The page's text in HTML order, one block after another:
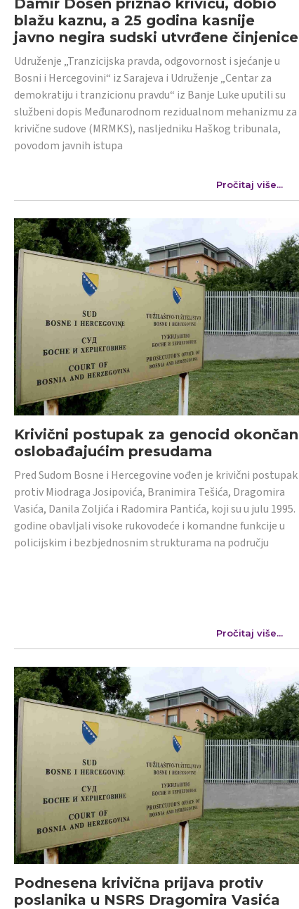
blažu kaznu, a 25 godina kasnije
javno negira sudski utvrđene činjenice
Udruženje „Tranzicijska pravda, odgovornost i sjećanje u
Bosni i Hercegovini“ iz Sarajeva i Udruženje „Centar za
demokratiju i tranzicionu pravdu“ iz Banje Luke uputili su
službeni dopis Međunarodnom rezidualnom mehanizmu za
krivične sudove (MRMKS), nasljedniku Haškog tribunala,
povodom javnih istupa
Pročitaj više...
Krivični postupak za genocid okončan
oslobađajućim presudama
Pred Sudom Bosne i Hercegovine vođen je krivični postupak
protiv Miodraga Josipovića, Branimira Tešića, Dragomira
Vasića, Danila Zoljića i Radomira Pantića, koji su u julu 1995.
godine obavljali visoke rukovodeće i komandne funkcije u
policijskim i bezbjednosnim strukturama na području
Pročitaj više...
Podnesena krivična prijava protiv
poslanika u NSRS Dragomira Vasića